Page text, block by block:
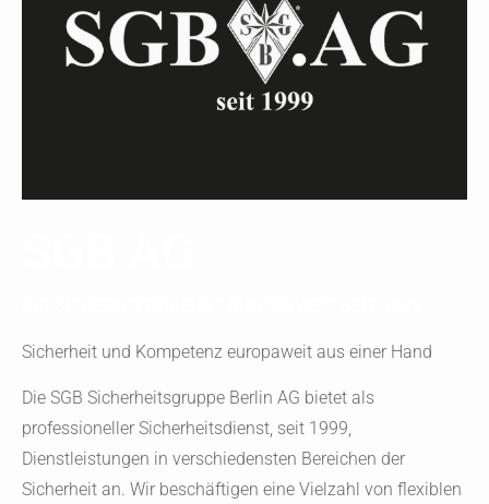
Sicherheit und Kompetenz europaweit aus einer Hand
Die SGB Sicherheitsgruppe Berlin AG bietet als
professioneller Sicherheitsdienst, seit 1999,
Dienstleistungen in verschiedensten Bereichen der
Sicherheit an. Wir beschäftigen eine Vielzahl von flexiblen